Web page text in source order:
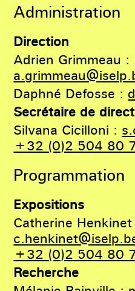
Administration
Direction
Adrien Grimmeau :
Daphné Defosse :
Secrétaire de
Silvana Cicilloni :
+32 (0)2 504 80
Programmation
Expositions
Catherine Henkinet
+32 (0)2 504 80
Recherche